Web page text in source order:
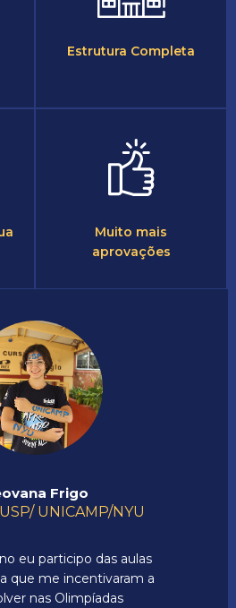
Estrutura Completa
Muito mais
aprovações
Frigo
UNICAMP/NYU
eu participo das aulas
que me incentivaram a
nas Olimpíadas